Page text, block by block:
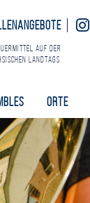
auf der
Landtags
Orte